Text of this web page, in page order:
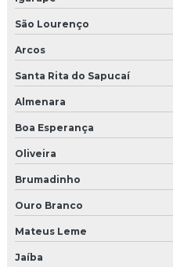
São Lourenço
Arcos
Santa Rita do Sapucaí
Almenara
Boa Esperança
Oliveira
Brumadinho
Ouro Branco
Mateus Leme
Jaíba